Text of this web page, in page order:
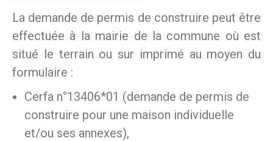
La demande de permis de construire peut être
effectuée à la mairie de la commune où est
situé le terrain ou sur imprimé au moyen du
formulaire :
Cerfa n°13406*01 (demande de permis de
construire pour une maison individuelle
et/ou ses annexes),